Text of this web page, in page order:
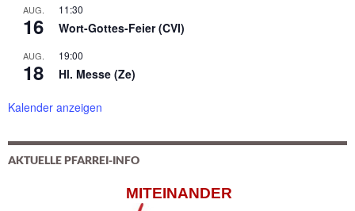
AUG.
16
11:30
Wort-Gottes-Feier (CVI)
AUG.
18
19:00
Hl. Messe (Ze)
Kalender anzeigen
AKTUELLE PFARREI-INFO
MITEINANDER